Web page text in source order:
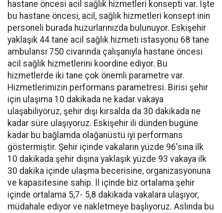
hastane öncesi acil sağlık hizmetleri konsepti var. İşte
bu hastane öncesi, acil, sağlık hizmetleri konsept inin
personeli burada huzurlarınızda bulunuyor. Eskişehir
yaklaşık 44 tane acil sağlık hizmeti istasyonu 68 tane
ambulansı 750 civarında çalışanıyla hastane öncesi
acil sağlık hizmetlerini koordine ediyor. Bu
hizmetlerde iki tane çok önemli parametre var.
Hizmetlerimizin performans parametresi. Birisi şehir
için ulaşıma 10 dakikada ne kadar vakaya
ulaşabiliyoruz, şehir dışı kırsalda da 30 dakikada ne
kadar süre ulaşıyoruz. Eskişehir ili dünden bugüne
kadar bu bağlamda olağanüstü iyi performans
göstermiştir. Şehir içinde vakaların yüzde 96'sına ilk
10 dakikada şehir dışına yaklaşık yüzde 93 vakaya ilk
30 dakika içinde ulaşma becerisine, organizasyonuna
ve kapasitesine sahip. İl içinde biz ortalama şehir
içinde ortalama 5,7- 5,8 dakikada vakalara ulaşıyor,
müdahale ediyor ve nakletmeye başlıyoruz. Aslında bu